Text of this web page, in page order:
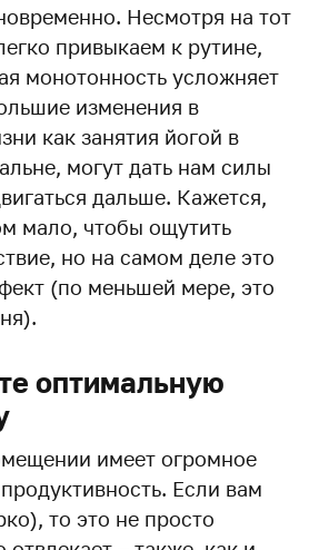
Несмотря на тот
привыкаем к рутине,
монотонность усложняет
изменения в
как занятия йогой в
могут дать нам силы
дальше. Кажется,
мало, чтобы ощутить
но на самом деле это
(по меньшей мере, это
оптимальную
имеет огромное
Если вам
то это не просто